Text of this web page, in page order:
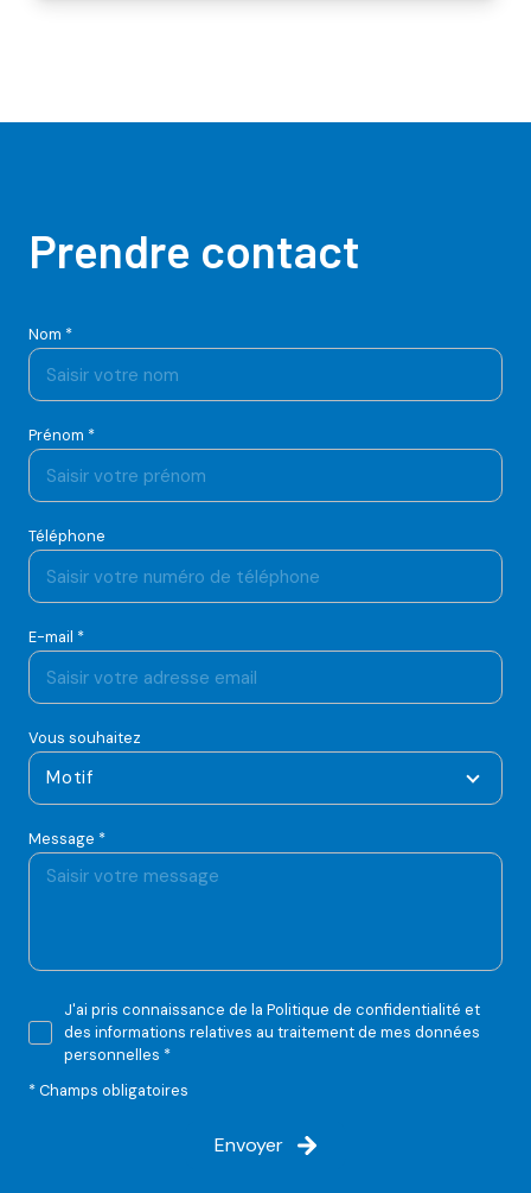
Prendre contact
Nom *
Prénom *
Téléphone
E-mail *
Vous souhaitez
Motif
Message *
J'ai pris connaissance de la Politique de confidentialité et
des informations relatives au traitement de mes données
personnelles *
* Champs obligatoires
Envoyer